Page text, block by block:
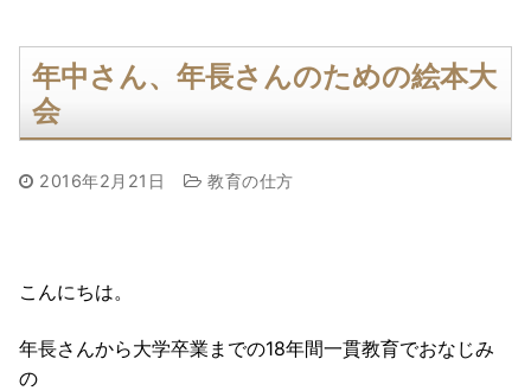
年中さん、年長さんのための絵本大
会
2016年2月21日 教育の仕方
こんにちは。
年長さんから大学卒業までの18年間一貫教育でおなじみ
の